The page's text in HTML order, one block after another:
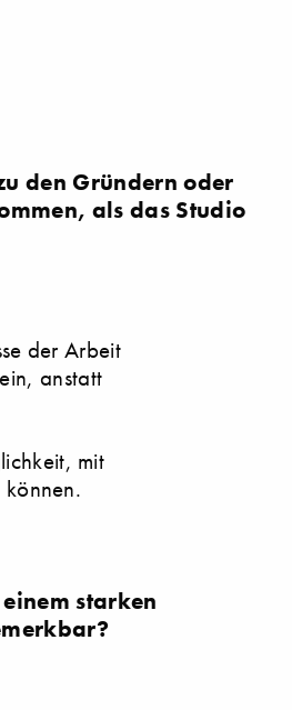
den Gründern oder
als das Studio
der Arbeit
anstatt
mit
können.
starken